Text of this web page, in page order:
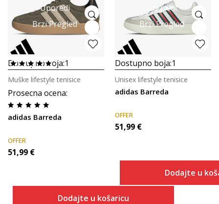
Uporedi
Brzi Pregled
Dostupno boja:1
Prosecna ocena:
adidas Barreda
Muške lifestyle tenisice
OFFER
51,99 €
Dodajte u košaricu
Uporedi
Brzi Pregled
Dostupno boja:1
adidas Barreda
Unisex lifestyle tenisice
OFFER
51,99 €
Dodajte u